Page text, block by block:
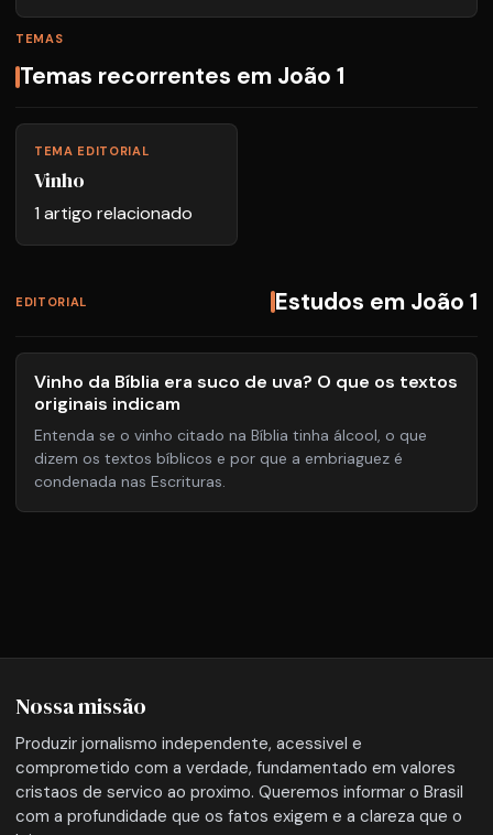
TEMAS
Temas recorrentes em João 1
TEMA EDITORIAL
Vinho
1 artigo relacionado
EDITORIAL Estudos em João 1
Vinho da Bíblia era suco de uva? O que os textos
originais indicam
Entenda se o vinho citado na Bíblia tinha álcool, o que
dizem os textos bíblicos e por que a embriaguez é
condenada nas Escrituras.
Nossa missão
Produzir jornalismo independente, acessivel e
comprometido com a verdade, fundamentado em valores
cristaos de servico ao proximo. Queremos informar o Brasil
com a profundidade que os fatos exigem e a clareza que o